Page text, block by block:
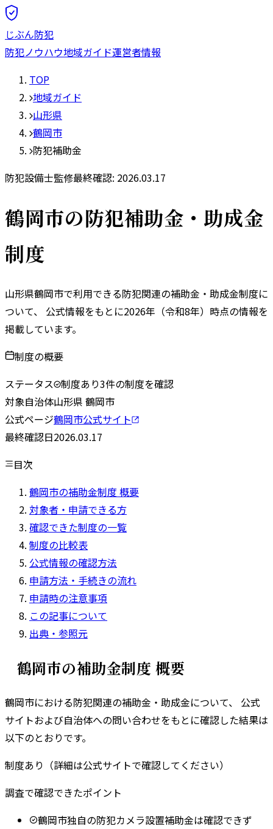
じぶん防犯
防犯ノウハウ地域ガイド運営者情報
TOP
地域ガイド
山形県
鶴岡市
防犯補助金
防犯設備士監修最終確認: 2026.03.17
鶴岡市の防犯補助金・助成金
制度
山形県鶴岡市で利用できる防犯関連の補助金・助成金制度に
ついて、 公式情報をもとに2026年（令和8年）時点の情報を
掲載しています。
制度の概要
ステータス 制度あり3件の制度を確認
対象自治体山形県 鶴岡市
公式ページ鶴岡市公式サイト
最終確認日2026.03.17
目次
鶴岡市の補助金制度 概要
対象者・申請できる方
確認できた制度の一覧
制度の比較表
公式情報の確認方法
申請方法・手続きの流れ
申請時の注意事項
この記事について
出典・参照元
鶴岡市の補助金制度 概要
鶴岡市における防犯関連の補助金・助成金について、 公式
サイトおよび自治体への問い合わせをもとに確認した結果は
以下のとおりです。
制度あり（詳細は公式サイトで確認してください）
調査で確認できたポイント
鶴岡市独自の防犯カメラ設置補助金は確認できず